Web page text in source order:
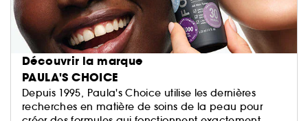
Découvrir la marque
PAULA'S CHOICE
Depuis 1995, Paula's Choice utilise les dernières
recherches en matière de soins de la peau pour